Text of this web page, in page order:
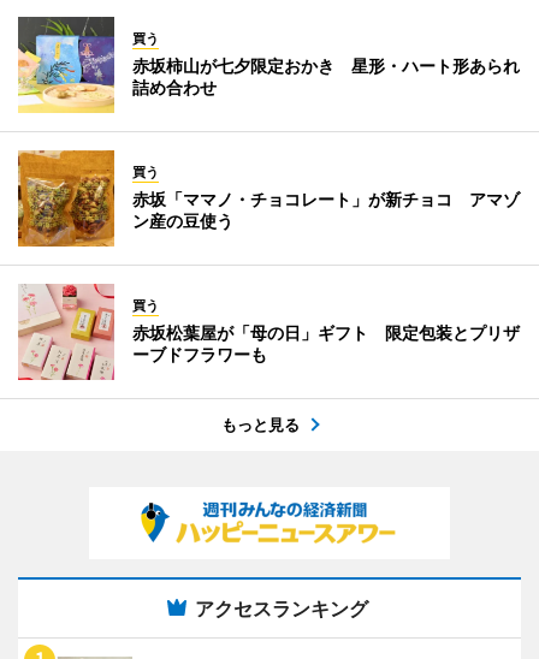
買う
赤坂柿山が七夕限定おかき 星形・ハート形あられ
詰め合わせ
買う
赤坂「ママノ・チョコレート」が新チョコ アマゾ
ン産の豆使う
買う
赤坂松葉屋が「母の日」ギフト 限定包装とプリザ
ーブドフラワーも
もっと見る
アクセスランキング